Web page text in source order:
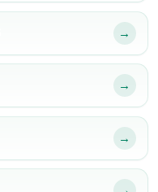
→
→
→